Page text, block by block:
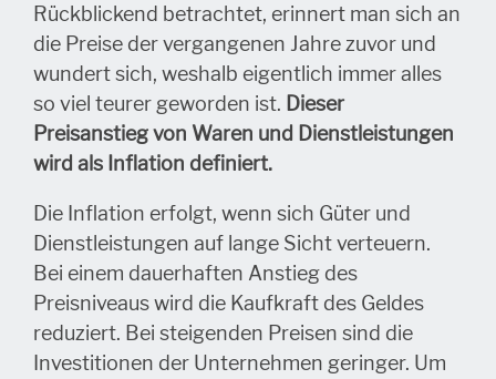
Rückblickend betrachtet, erinnert man sich an
die Preise der vergangenen Jahre zuvor und
wundert sich, weshalb eigentlich immer alles
so viel teurer geworden ist. Dieser
Preisanstieg von Waren und Dienstleistungen
wird als Inflation definiert.
Die Inflation erfolgt, wenn sich Güter und
Dienstleistungen auf lange Sicht verteuern.
Bei einem dauerhaften Anstieg des
Preisniveaus wird die Kaufkraft des Geldes
reduziert. Bei steigenden Preisen sind die
Investitionen der Unternehmen geringer. Um